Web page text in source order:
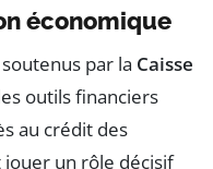
économique
par la Caisse
outils financiers
au crédit des
un rôle décisif